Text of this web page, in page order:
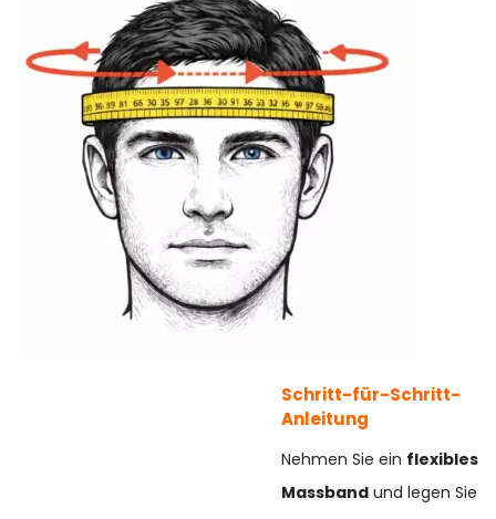
Schritt-für-Schritt-
Anleitung
Nehmen Sie ein flexibles
Massband und legen Sie